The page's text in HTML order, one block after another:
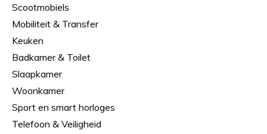
Scootmobiels
Mobiliteit & Transfer
Keuken
Badkamer & Toilet
Slaapkamer
Woonkamer
Sport en smart horloges
Telefoon & Veiligheid